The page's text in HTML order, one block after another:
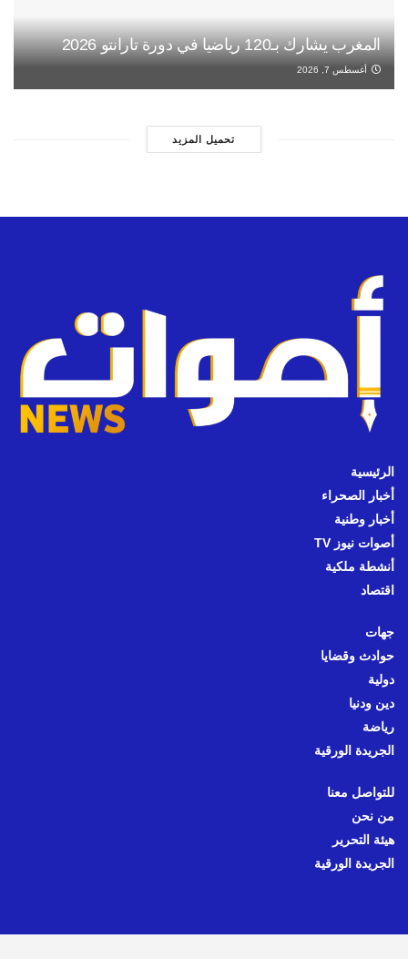
المغرب يشارك بـ120 رياضيا في دورة تارانتو 2026
أغسطس 7, 2026
تحميل المزيد
الرئيسية
أخبار الصحراء
أخبار وطنية
أصوات نيوز TV
أنشطة ملكية
اقتصاد
جهات
حوادث وقضايا
دولية
دين ودنيا
رياضة
الجريدة الورقية
للتواصل معنا
من نحن
هيئة التحرير
الجريدة الورقية